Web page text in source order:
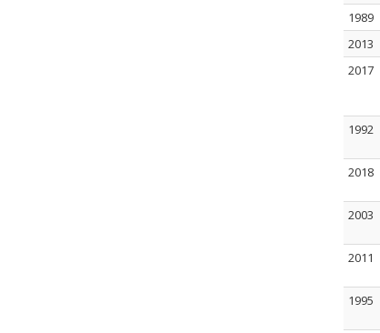
1989
2013
2017
1992
2018
2003
2011
1995